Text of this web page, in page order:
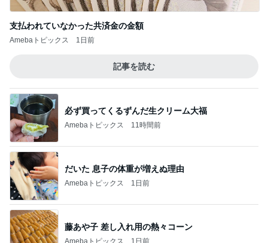
支払われていなかった共済金の金額
Amebaトピックス 1日前
記事を読む
必ず買ってくるずんだ生クリーム大福
Amebaトピックス 11時間前
だいた 息子の体重が増えぬ理由
Amebaトピックス 1日前
藤あや子 差し入れ用の熱々コーン
Amebaトピックス 1日前